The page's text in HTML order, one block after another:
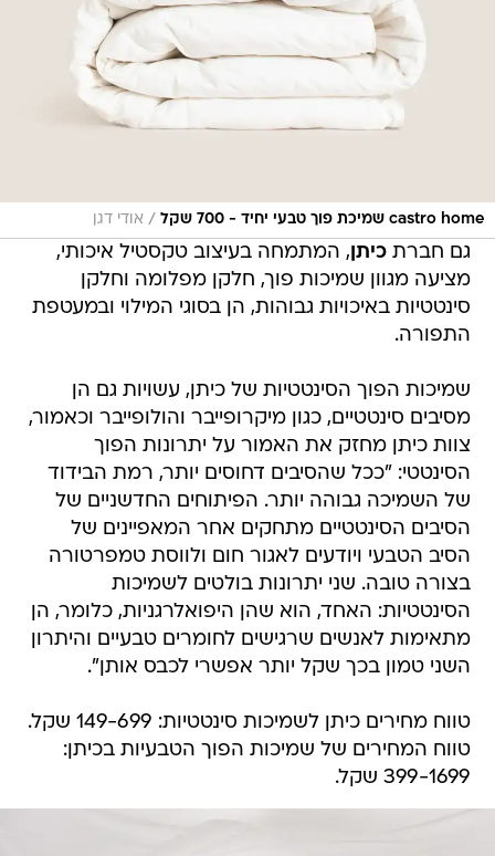
castro home שמיכת פוך טבעי יחיד - 700 שקל / אודי דגן
גם חברתכיתן , המתמחה בעיצוב טקסטיל איכותי,
מציעה מגוון שמיכות פוך, חלקן מפלומה וחלקן
סינטטיות באיכויות גבוהות, הן בסוגי המילוי ובמעטפת
התפורה.
שמיכות הפוך הסינטטיות של כיתן, עשויות גם הן
מסיבים סינטטיים, כגון מיקרופייבר והולופייבר וכאמור,
צוות כיתן מחזק את האמור על יתרונות הפוך
הסינטטי: "ככל שהסיבים דחוסים יותר, רמת הבידוד
של השמיכה גבוהה יותר. הפיתוחים החדשניים של
הסיבים הסינטטיים מתחקים אחר המאפיינים של
הסיב הטבעי ויודעים לאגור חום ולווסת טמפרטורה
בצורה טובה. שני יתרונות בולטים לשמיכות
הסינטטיות: האחד, הוא שהן היפואלרגניות, כלומר, הן
מתאימות לאנשים שרגישים לחומרים טבעיים והיתרון
השני טמון בכך שקל יותר אפשרי לכבס אותן".
טווח מחירים כיתן לשמיכות סינטטיות: 149-699 שקל.
טווח המחירים של שמיכות הפוך הטבעיות בכיתן:
399-1699 שקל.